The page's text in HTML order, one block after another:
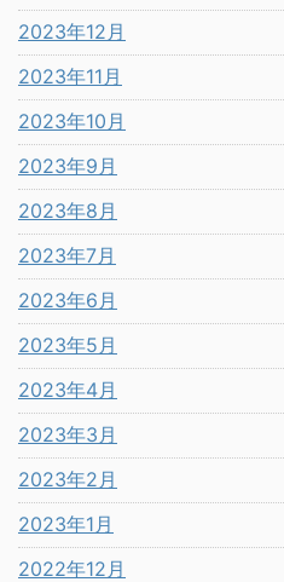
2023年12月
2023年11月
2023年10月
2023年9月
2023年8月
2023年7月
2023年6月
2023年5月
2023年4月
2023年3月
2023年2月
2023年1月
2022年12月